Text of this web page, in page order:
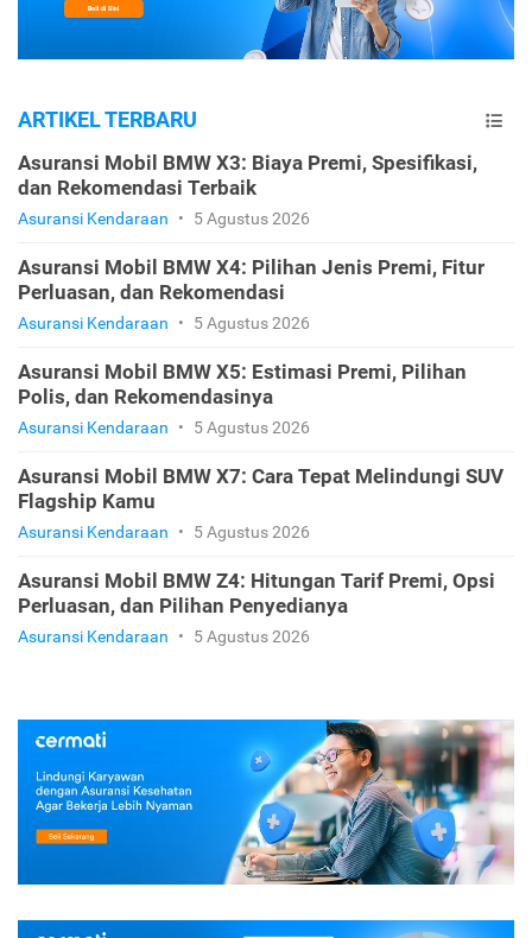
ARTIKEL TERBARU
Asuransi Mobil BMW X3: Biaya Premi, Spesifikasi,
dan Rekomendasi Terbaik
Asuransi Kendaraan • 5 Agustus 2026
Asuransi Mobil BMW X4: Pilihan Jenis Premi, Fitur
Perluasan, dan Rekomendasi
Asuransi Kendaraan • 5 Agustus 2026
Asuransi Mobil BMW X5: Estimasi Premi, Pilihan
Polis, dan Rekomendasinya
Asuransi Kendaraan • 5 Agustus 2026
Asuransi Mobil BMW X7: Cara Tepat Melindungi SUV
Flagship Kamu
Asuransi Kendaraan • 5 Agustus 2026
Asuransi Mobil BMW Z4: Hitungan Tarif Premi, Opsi
Perluasan, dan Pilihan Penyedianya
Asuransi Kendaraan • 5 Agustus 2026